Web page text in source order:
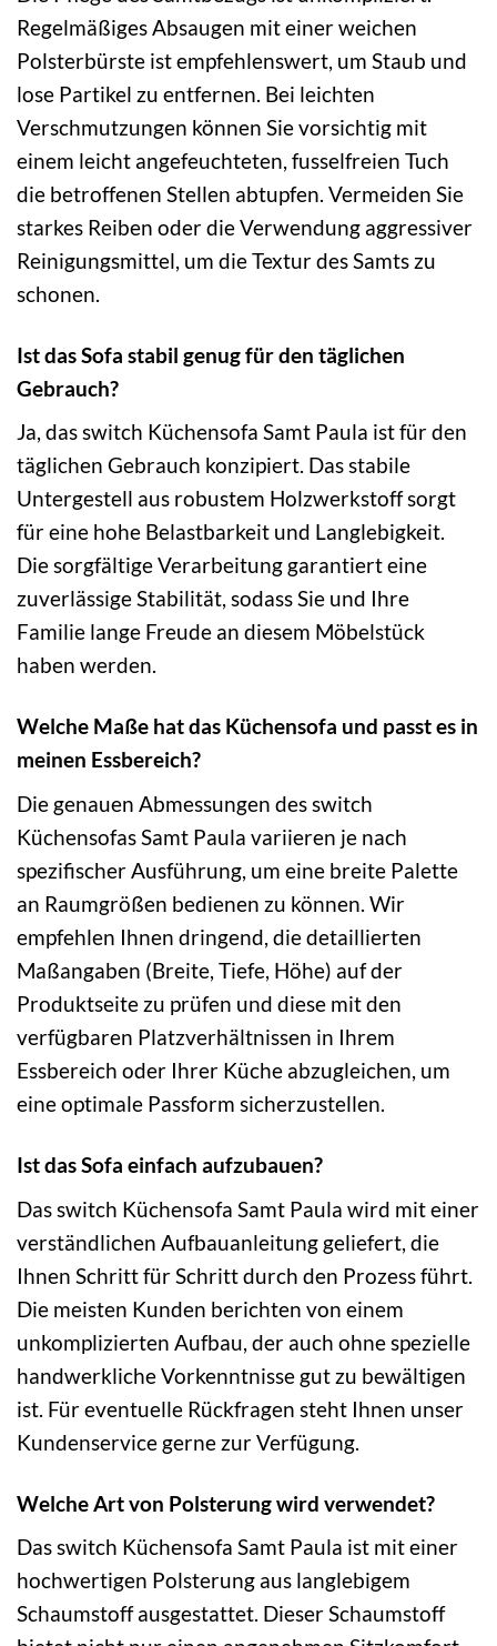
Regelmäßiges Absaugen mit einer weichen
Polsterbürste ist empfehlenswert, um Staub und
lose Partikel zu entfernen. Bei leichten
Verschmutzungen können Sie vorsichtig mit
einem leicht angefeuchteten, fusselfreien Tuch
die betroffenen Stellen abtupfen. Vermeiden Sie
starkes Reiben oder die Verwendung aggressiver
Reinigungsmittel, um die Textur des Samts zu
schonen.
Ist das Sofa stabil genug für den täglichen
Gebrauch?
Ja, das switch Küchensofa Samt Paula ist für den
täglichen Gebrauch konzipiert. Das stabile
Untergestell aus robustem Holzwerkstoff sorgt
für eine hohe Belastbarkeit und Langlebigkeit.
Die sorgfältige Verarbeitung garantiert eine
zuverlässige Stabilität, sodass Sie und Ihre
Familie lange Freude an diesem Möbelstück
haben werden.
Welche Maße hat das Küchensofa und passt es in
meinen Essbereich?
Die genauen Abmessungen des switch
Küchensofas Samt Paula variieren je nach
spezifischer Ausführung, um eine breite Palette
an Raumgrößen bedienen zu können. Wir
empfehlen Ihnen dringend, die detaillierten
Maßangaben (Breite, Tiefe, Höhe) auf der
Produktseite zu prüfen und diese mit den
verfügbaren Platzverhältnissen in Ihrem
Essbereich oder Ihrer Küche abzugleichen, um
eine optimale Passform sicherzustellen.
Ist das Sofa einfach aufzubauen?
Das switch Küchensofa Samt Paula wird mit einer
verständlichen Aufbauanleitung geliefert, die
Ihnen Schritt für Schritt durch den Prozess führt.
Die meisten Kunden berichten von einem
unkomplizierten Aufbau, der auch ohne spezielle
handwerkliche Vorkenntnisse gut zu bewältigen
ist. Für eventuelle Rückfragen steht Ihnen unser
Kundenservice gerne zur Verfügung.
Welche Art von Polsterung wird verwendet?
Das switch Küchensofa Samt Paula ist mit einer
hochwertigen Polsterung aus langlebigem
Schaumstoff ausgestattet. Dieser Schaumstoff